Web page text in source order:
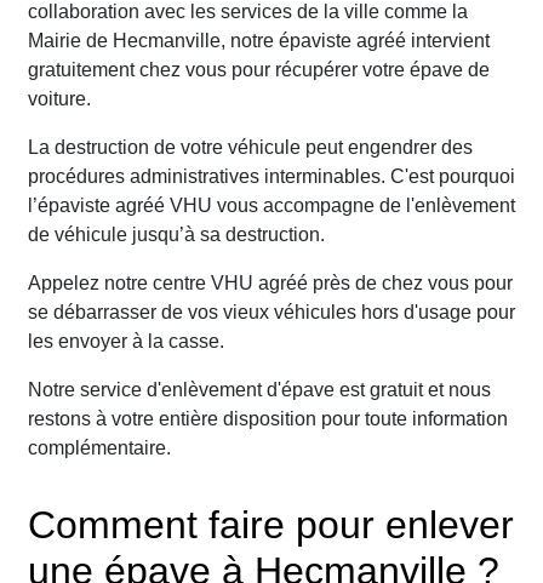
collaboration avec les services de la ville comme la
Mairie de Hecmanville, notre épaviste agréé intervient
gratuitement chez vous pour récupérer votre épave de
voiture.
La destruction de votre véhicule peut engendrer des
procédures administratives interminables. C'est pourquoi
l’épaviste agréé VHU vous accompagne de l'enlèvement
de véhicule jusqu’à sa destruction.
Appelez notre centre VHU agréé près de chez vous pour
se débarrasser de vos vieux véhicules hors d'usage pour
les envoyer à la casse.
Notre service d'enlèvement d'épave est gratuit et nous
restons à votre entière disposition pour toute information
complémentaire.
Comment faire pour enlever
une épave à Hecmanville ?